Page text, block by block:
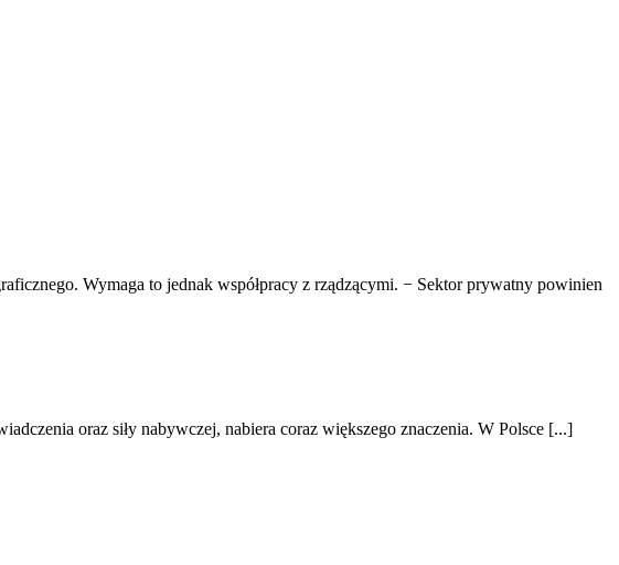
Wymaga to jednak współpracy z rządzącymi. − Sektor prywatny powinien
oraz siły nabywczej, nabiera coraz większego znaczenia. W Polsce [...]